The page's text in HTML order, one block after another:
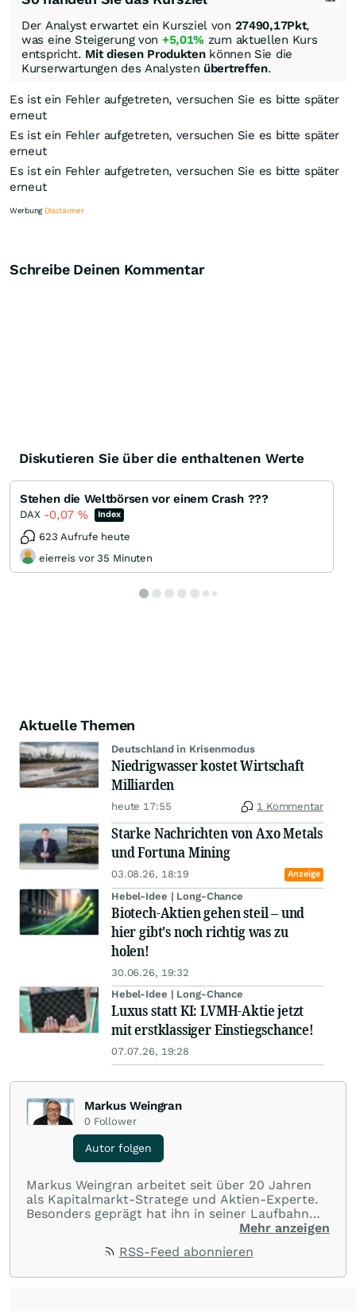
Der Analyst erwartet ein Kursziel von 27490,17Pkt,
was eine Steigerung von +5,01% zum aktuellen Kurs
entspricht. Mit diesen Produktenkönnen Sie die
Kurserwartungen des Analysten übertreffen.
Es ist ein Fehler aufgetreten, versuchen Sie es bitte später
erneut
Es ist ein Fehler aufgetreten, versuchen Sie es bitte später
erneut
Es ist ein Fehler aufgetreten, versuchen Sie es bitte später
erneut
Werbung Disclaimer
Schreibe Deinen Kommentar
Diskutieren Sie über die enthaltenen Werte
Stehen die Weltbörsen vor einem Crash ???
DAX -0,07 % Index
623 Aufrufe heute
eierreis vor 35 Minuten
Aktuelle Themen
Deutschland in Krisenmodus
Niedrigwasser kostet Wirtschaft
Milliarden
heute 17:55 1 Kommentar
Starke Nachrichten von Axo Metals
und Fortuna Mining
03.08.26, 18:19 Anzeige
Hebel-Idee | Long-Chance
Biotech-Aktien gehen steil – und
hier gibt's noch richtig was zu
holen!
30.06.26, 19:32
Hebel-Idee | Long-Chance
Luxus statt KI: LVMH-Aktie jetzt
mit erstklassiger Einstiegschance!
07.07.26, 19:28
Markus Weingran
0 Follower
Autor folgen
Markus Weingran arbeitet seit über 20 Jahren
als Kapitalmarkt-Stratege und Aktien-Experte.
Besonders geprägt hat ihn in seiner Laufbahn
die langjährige Zusammenarbeit mit dem
Bernecker versucht in jeder Börsenphase, das
Mehr anzeigen
RSS-Feed abonnieren